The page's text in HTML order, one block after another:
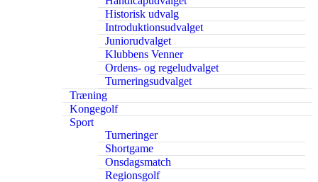
Historisk udvalg
Introduktionsudvalget
Juniorudvalget
Klubbens Venner
Ordens- og regeludvalget
Turneringsudvalget
Træning
Kongegolf
Sport
Turneringer
Shortgame
Onsdagsmatch
Regionsgolf